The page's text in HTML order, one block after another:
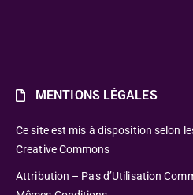
MENTIONS LÉGALES
Ce site est mis à disposition selon
Creative Commons
Attribution – Pas d’Utilisation